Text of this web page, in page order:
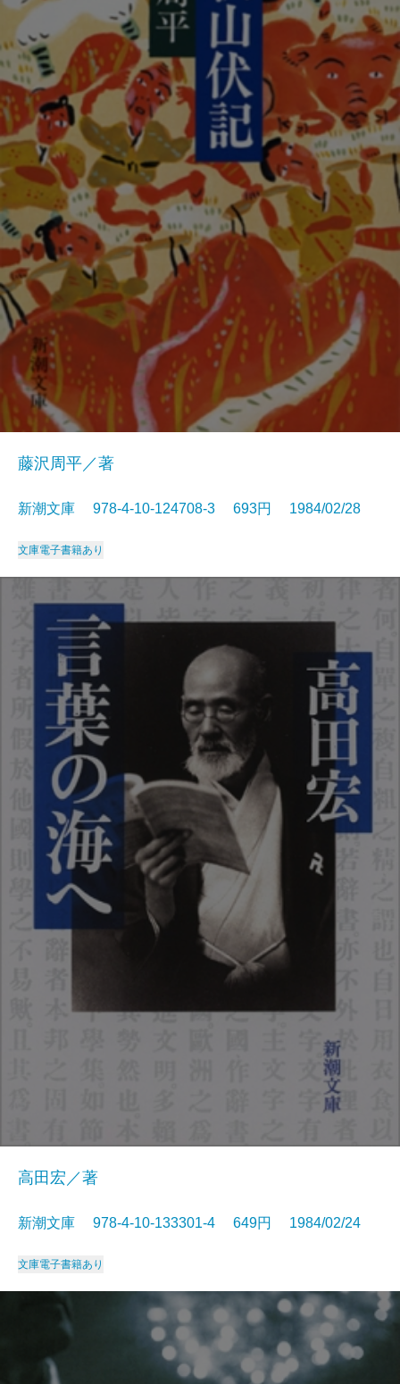
藤沢周平／著
新潮文庫 978-4-10-124708-3 693円 1984/02/28
文庫電子書籍あり
高田宏／著
新潮文庫 978-4-10-133301-4 649円 1984/02/24
文庫電子書籍あり